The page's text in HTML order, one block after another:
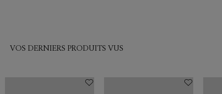
VOS DERNIERS PRODUITS VUS